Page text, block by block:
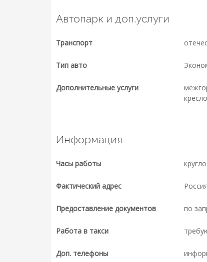
Автопарк и доп.услуги
Транспорт
Тип авто
Дополнительные услуги
Информация
Часы работы
Фактический адрес
Предоставление документов по
Работа в такси
Доп. телефоны